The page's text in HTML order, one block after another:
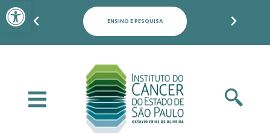
Barra de Ferramentas
ENSINO E PESQUISA